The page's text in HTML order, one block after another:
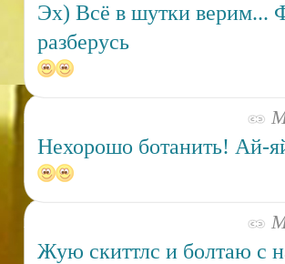
Эх) Всё в шутки верим...
разберусь
Нехорошо ботанить! Ай-
Жую скиттлс и болтаю с